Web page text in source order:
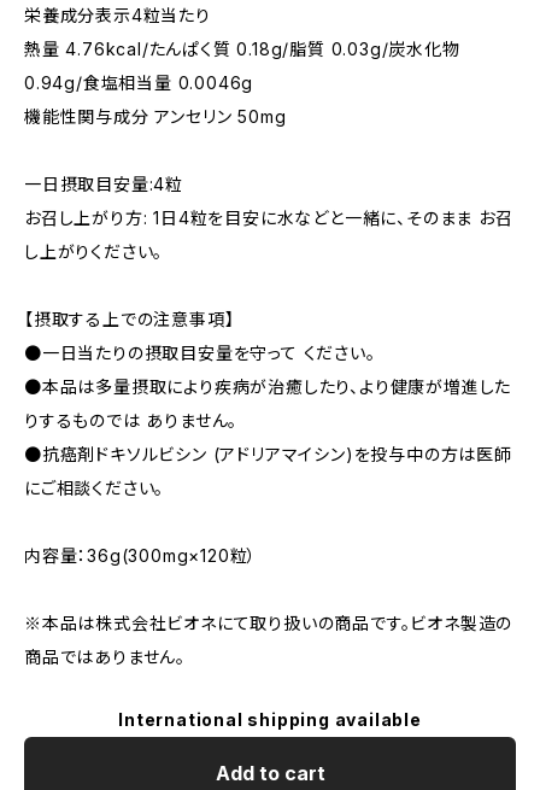
栄養成分表示4粒当たり
熱量 4.76kcal/たんぱく質 0.18g/脂質 0.03g/炭水化物
0.94g/食塩相当量 0.0046g
機能性関与成分 アンセリン 50mg
一日摂取目安量:4粒
お召し上がり方: 1日4粒を目安に水などと一緒に、そのまま お召
し上がりください。
【摂取する上での注意事項】
●一日当たりの摂取目安量を守って ください。
●本品は多量摂取により疾病が治癒したり、より健康が増進した
りするものでは ありません。
●抗癌剤ドキソルビシン (アドリアマイシン)を投与中の方は医師
にご相談ください。
内容量：36g(300mg×120粒）
※本品は株式会社ビオネにて取り扱いの商品です。ビオネ製造の
商品ではありません。
International shipping available
Add to cart